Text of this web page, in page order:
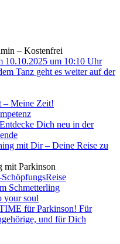
– Kostenfrei
10.10.2025 um 10:10 Uhr
Tanz geht es weiter auf der
– Meine Zeit!
Dich neu in der
mit Dir – Deine Reise zu
mit Parkinson
Schmetterling
your soul
für Parkinson! Für
und für Dich